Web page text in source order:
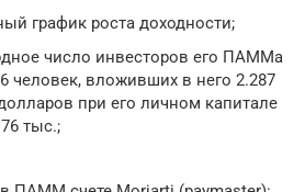
график роста доходности;
число инвесторов его ПАММа
человек, вложивших в него 2.287
при его личном капитале
тыс.;